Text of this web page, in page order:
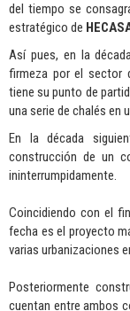
del tiempo se
estratégico de
Así pues, en la
firmeza por el sector
tiene su punto de
una serie de chalés en
En la década
construcción de un
ininterrumpidamente.
Coincidiendo con el
fecha es el proyecto
varias urbanizaciones
Posteriormente
cuentan entre ambos